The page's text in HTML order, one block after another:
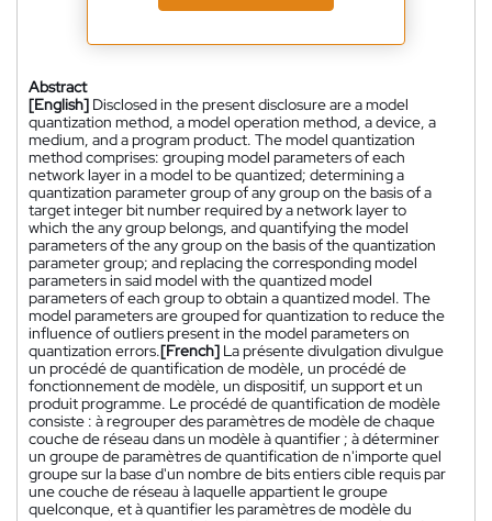
Abstract
[English] Disclosed in the present disclosure are a model
quantization method, a model operation method, a device, a
medium, and a program product. The model quantization
method comprises: grouping model parameters of each
network layer in a model to be quantized; determining a
quantization parameter group of any group on the basis of a
target integer bit number required by a network layer to
which the any group belongs, and quantifying the model
parameters of the any group on the basis of the quantization
parameter group; and replacing the corresponding model
parameters in said model with the quantized model
parameters of each group to obtain a quantized model. The
model parameters are grouped for quantization to reduce the
influence of outliers present in the model parameters on
quantization errors.[French] La présente divulgation divulgue
un procédé de quantification de modèle, un procédé de
fonctionnement de modèle, un dispositif, un support et un
produit programme. Le procédé de quantification de modèle
consiste : à regrouper des paramètres de modèle de chaque
couche de réseau dans un modèle à quantifier ; à déterminer
un groupe de paramètres de quantification de n'importe quel
groupe sur la base d'un nombre de bits entiers cible requis par
une couche de réseau à laquelle appartient le groupe
quelconque, et à quantifier les paramètres de modèle du